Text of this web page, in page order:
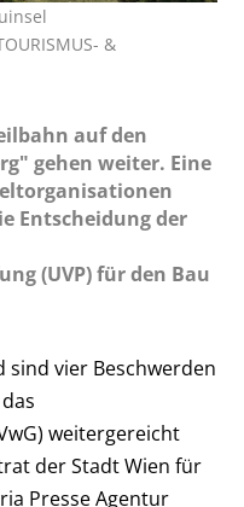
&
auf den
gehen weiter. Eine
Entscheidung der
(UVP) für den Bau
sind vier Beschwerden
weitergereicht
der Stadt Wien für
Presse Agentur